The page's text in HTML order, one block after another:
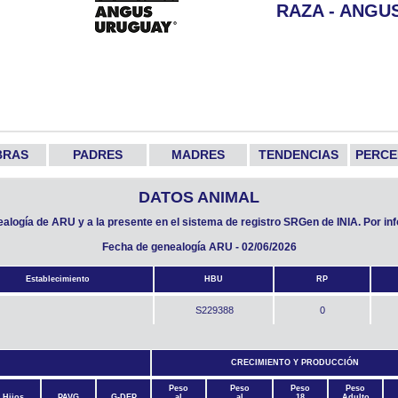
RAZA -
PADRES MADRES TENDENCIAS
DATOS ANIMAL
de ARU y a la presente en el sistema de registro SRGen de INIA. Por
Fecha de genealogía ARU - 02/06/2026
Establecimiento HBU RP
S229388 0
CRECIMIENTO Y PRODUCCIÓN
Peso
Peso
Peso
Peso